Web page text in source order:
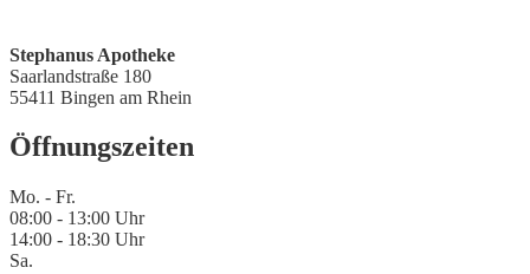
Stephanus Apotheke
Saarlandstraße 180
55411 Bingen am Rhein
Öffnungszeiten
Mo. - Fr.
08:00 - 13:00 Uhr
14:00 - 18:30 Uhr
Sa.